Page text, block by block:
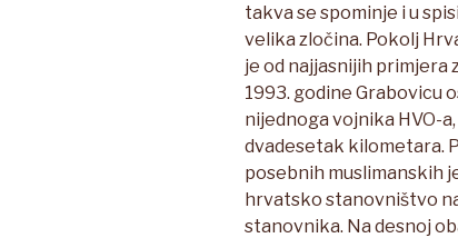
takva se spominje i u
velika zločina. Pokolj
je od najjasnijih primjera
1993. godine Grabovicu
nijednoga vojnika HVO-
dvadesetak kilometara.
posebnih muslimanskih
hrvatsko stanovništvo
stanovnika. Na desnoj